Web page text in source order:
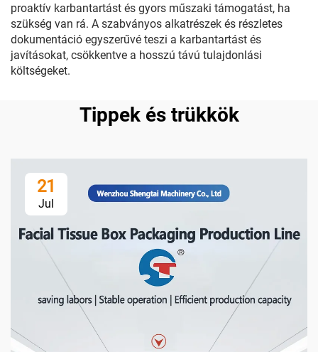
proaktív karbantartást és gyors műszaki támogatást, ha
szükség van rá. A szabványos alkatrészek és részletes
dokumentáció egyszerűvé teszi a karbantartást és
javításokat, csökkentve a hosszú távú tulajdonlási
költségeket.
Tippek és trükkök
21
Jul